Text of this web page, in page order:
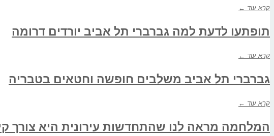
קרא עוד ←
תופתעו לדעת למה גברברי תל אביב יורדים דרומה
קרא עוד ←
גברברי תל אביב משלבים חופשה וחטאים בטבריה
קרא עוד ←
המלחמה מראה לנו שהתחדשות עירונית היא צורך